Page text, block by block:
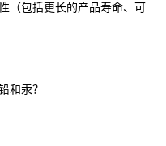
（包括更长的产品寿命、可
和汞？